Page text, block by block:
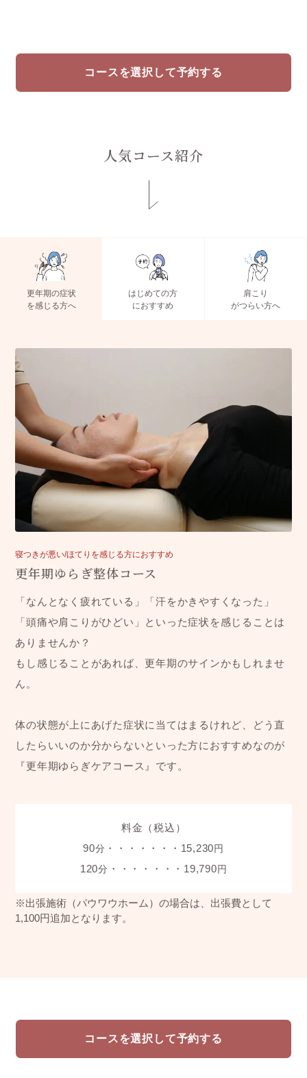
コースを選択して予約する
人気コース紹介
更年期の症状
を感じる方へ
はじめての方
におすすめ
肩こり
がつらい方へ
寝つきが悪い/ほてりを感じる方におすすめ
更年期ゆらぎ整体コース
「なんとなく疲れている」「汗をかきやすくなった」
「頭痛や肩こりがひどい」といった症状を感じることは
ありませんか？
もし感じることがあれば、更年期のサインかもしれませ
ん。
体の状態が上にあげた症状に当てはまるけれど、どう直
したらいいのか分からないといった方におすすめなのが
『更年期ゆらぎケアコース』です。
料金（税込）
90分 ・・・・・・・15,230円
120分 ・・・・・・・19,790円
※出張施術（パウワウホーム）の場合は、出張費として
1,100円追加となります。
コースを選択して予約する